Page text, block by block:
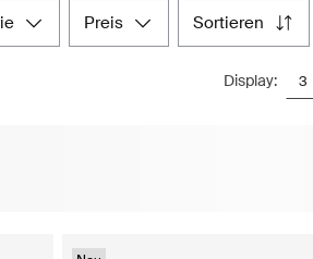
Geschirr oder minimalistischen und
zusammengestellte Auswahl an
aus einkaufen zu können.
preis sortieren
Display: 3